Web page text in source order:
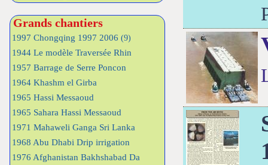
Grands chantiers
1997 Chongqing 1997 2006 (9)
1944 Le modèle Traversée Rhin
1957 Barrage de Serre Poncon
1964 Khashm el Girba
1965 Hassi Messaoud
1965 Sahara Hassi Messaoud
1971 Mahaweli Ganga Sri Lanka
1968 Abu Dhabi Drip irrigation
1976 Afghanistan Bakhshabad Da